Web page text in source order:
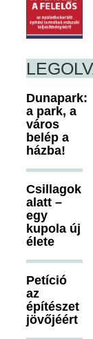
Dunapark:
a park, a
város
belép a
házba!
Csillagok
alatt –
egy
kupola új
élete
Petíció
az
építészet
jövőjéért